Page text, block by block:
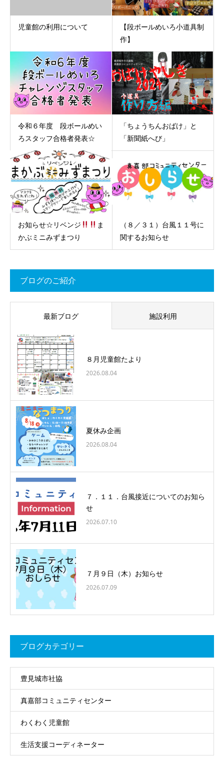
児童館の利用について
【段ボールめいろ小道具制
作】
令和６年度 段ボールめい
ろスタッフ合格者発表☆
「ちょうちんおばけ」と
「新聞紙へび」
お知らせ☆リベンジ
ま
かぶミニみずまつり
（８／３１）台風１１号に
関するお知らせ
ブログのご紹介
最新ブログ 施設利用
８月児童館たより
2026.08.04
夏休み企画
2026.08.04
７．１１．台風接近についてのお知ら
せ
2026.07.10
７月９日（木）お知らせ
2026.07.09
ブログカテゴリー
豊見城市社協
真嘉部コミュニティセンター
わくわく児童館
生活支援コーディネーター